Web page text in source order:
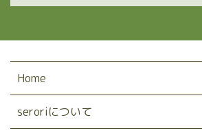
Home
seroriについて